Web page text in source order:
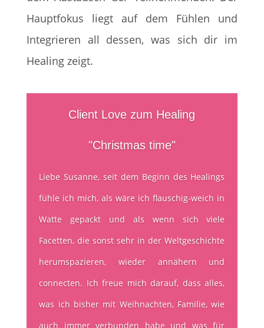
Hauptfokus liegt auf dem Fühlen und
Integrieren all dessen, was sich dir im
Healing zeigt.
Client Love zum Healing
"Christmas time"
Liebe Susanne, seit dem Beginn des Healings
fühle ich mich, als wäre ich flauschig-weich in
Watte gepackt und als wenn sich viele
Facetten, die sonst sehr in der Weltgeschichte
herumspazieren, wieder annähern und
connecten. Ich freue mich darauf, dass alles,
was ich bisher mit Weihnachten, Familie, wie
auch immer verbunden habe und was für